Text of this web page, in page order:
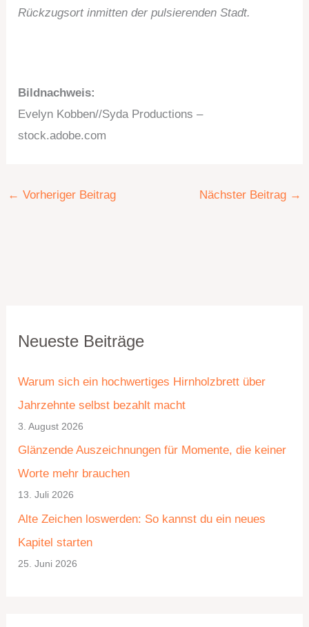
Rückzugsort inmitten der pulsierenden Stadt.
Bildnachweis:
Evelyn Kobben//Syda Productions –
stock.adobe.com
← Vorheriger Beitrag Nächster Beitrag →
Neueste Beiträge
Warum sich ein hochwertiges Hirnholzbrett über
Jahrzehnte selbst bezahlt macht
3. August 2026
Glänzende Auszeichnungen für Momente, die keiner
Worte mehr brauchen
13. Juli 2026
Alte Zeichen loswerden: So kannst du ein neues
Kapitel starten
25. Juni 2026
a
e
g
o
r
i
n
r
h
i
v